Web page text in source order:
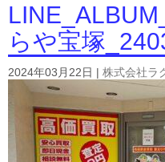
らや宝塚
2024年03月22日 株式会社ラ